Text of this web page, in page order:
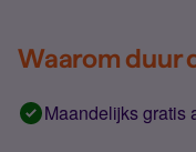
Waarom duur
Maandelijks gratis